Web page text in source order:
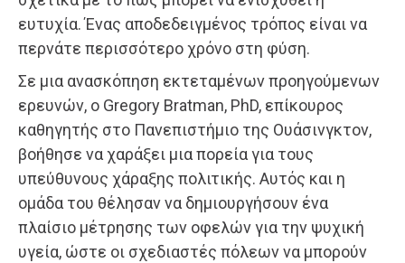
ευτυχία. Ένας αποδεδειγμένος τρόπος είναι να
περνάτε περισσότερο χρόνο στη φύση.
Σε μια ανασκόπηση εκτεταμένων προηγούμενων
ερευνών, ο Gregory Bratman, PhD, επίκουρος
καθηγητής στο Πανεπιστήμιο της Ουάσινγκτον,
βοήθησε να χαράξει μια πορεία για τους
υπεύθυνους χάραξης πολιτικής. Αυτός και η
ομάδα του θέλησαν να δημιουργήσουν ένα
πλαίσιο μέτρησης των οφελών για την ψυχική
υγεία, ώστε οι σχεδιαστές πόλεων να μπορούν